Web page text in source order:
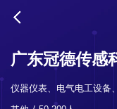
广东冠德传感
仪器仪表、电气电工设备